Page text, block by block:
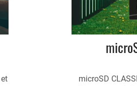
microSD